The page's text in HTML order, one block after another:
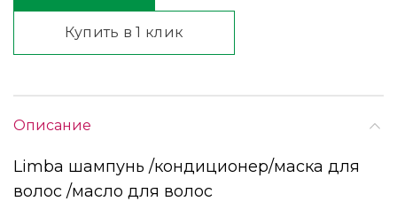
Купить в 1 клик
Описание
Limba шампунь /кондиционер/маска для
волос /масло для волос